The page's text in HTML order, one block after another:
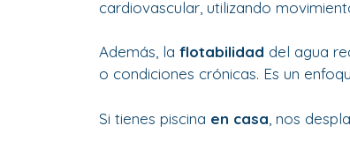
cardiovascular, utilizando
Además, la flotabilidad del agua
o condiciones crónicas. Es un
Si tienes piscina en casa , nos